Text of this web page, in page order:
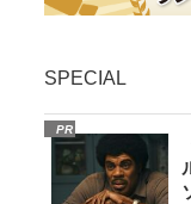
SPECIAL
PR